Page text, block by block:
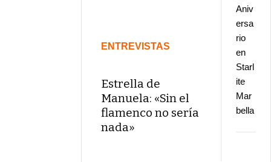
ENTREVISTAS
Estrella de
Manuela: «Sin el
flamenco no sería
nada»
Aniv
ersa
rio
en
Starl
ite
Mar
bella